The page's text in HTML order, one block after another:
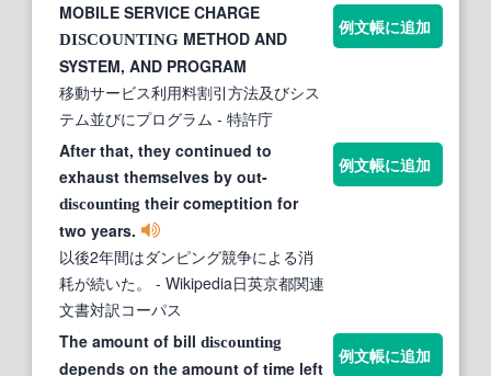
MOBILE SERVICE CHARGE
DISCOUNTING METHOD AND
SYSTEM, AND PROGRAM
移動サービス利用料割引方法及びシス
テム並びにプログラム - 特許庁
例文帳に追加
After that, they continued to
exhaust themselves by out-
discounting their comeptition for
two years.
以後2年間はダンピング競争による消
耗が続いた。
- Wikipedia日英京都関連
文書対訳コーパス
例文帳に追加
The amount of bill discounting
depends on the amount of time left
例文帳に追加